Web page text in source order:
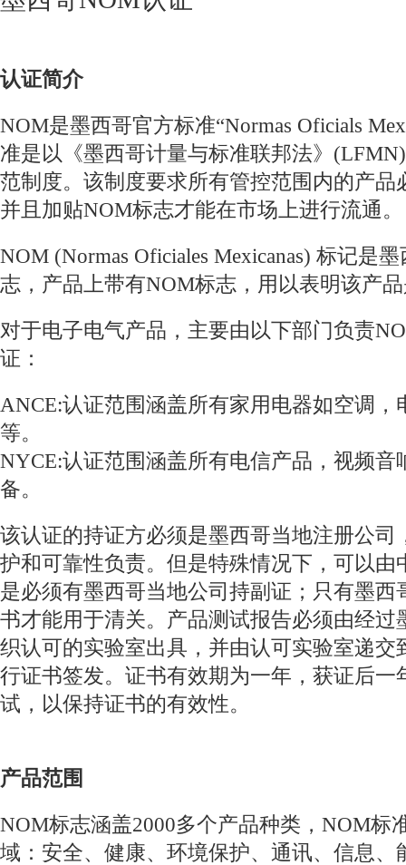
认证简介
NOM是墨西哥官方标准“Normas Oficials
准是以《墨西哥计量与标准联邦法》
范制度。该制度要求所有管控范围内的产品
并且加贴NOM标志才能在市场上进行流通。
NOM (Normas Oficiales Mexicanas) 标记是
志，产品上带有NOM标志，用以表明该产
对于电子电气产品，主要由以下部门负责
证：
ANCE:认证范围涵盖所有家用电器如空调，
等。
NYCE:认证范围涵盖所有电信产品，视频音
备。
该认证的持证方必须是墨西哥当地注册公司
护和可靠性负责。但是特殊情况下，可以由
是必须有墨西哥当地公司持副证；只有墨西
书才能用于清关。产品测试报告必须由经过
织认可的实验室出具，并由认可实验室递交
行证书签发。证书有效期为一年，获证后一
试，以保持证书的有效性。
产品范围
NOM标志涵盖2000多个产品种类，NOM标
域：安全、健康、环境保护、通讯、信息、